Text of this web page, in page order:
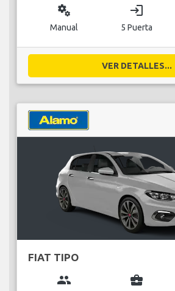
miscellaneous_services
Manual
login
5 Puerta
VER DETALLES...
FIAT TIPO
group business_center